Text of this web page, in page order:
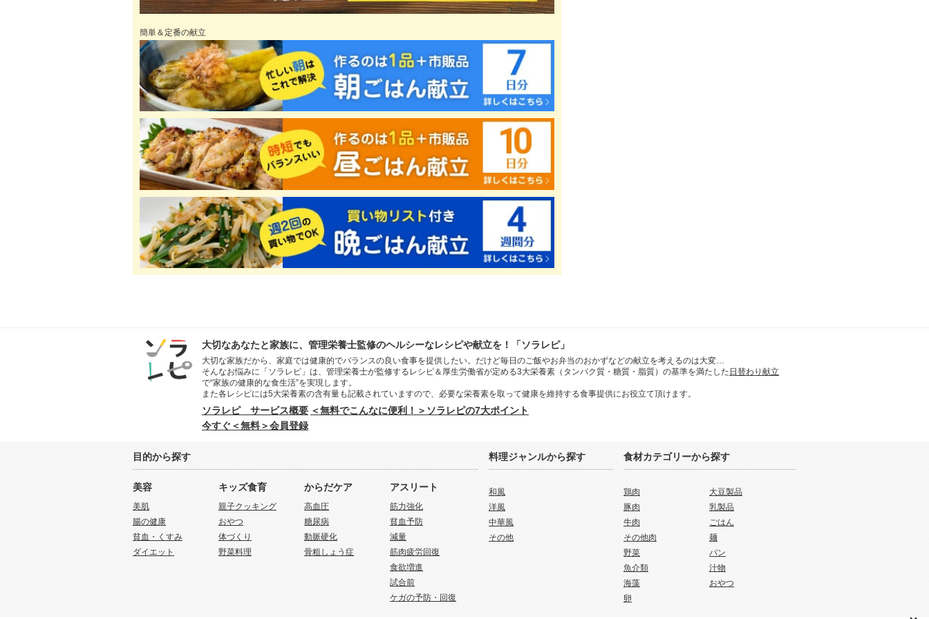
簡単＆定番の献立
大切なあなたと家族に、管理栄養士監修のヘルシーなレシピや献立を！「ソラレピ」
大切な家族だから、家庭では健康的でバランスの良い食事を提供したい。だけど毎日のご飯やお弁当のおかずなどの献立を考えるのは大変…
そんなお悩みに「ソラレピ」は、管理栄養士が監修するレシピ＆厚生労働省が定める3大栄養素（タンパク質・糖質・脂質）の基準を満たした 日替わり献立
で“家族の健康的な食生活”を実現します。
また各レシピには5大栄養素の含有量も記載されていますので、必要な栄養素を取って健康を維持する食事提供にお役立て頂けます。
ソラレピ サービス概要 ＜無料でこんなに便利！＞ソラレピの7大ポイント
今すぐ＜無料＞会員登録
目的から探す
美容
美肌
腸の健康
貧血・くすみ
ダイエット
キッズ食育
親子クッキング
おやつ
体づくり
野菜料理
からだケア
高血圧
糖尿病
動脈硬化
骨粗しょう症
アスリート
筋力強化
貧血予防
減量
筋肉疲労回復
食欲増進
試合前
ケガの予防・回復
料理ジャンルから探す
和風
洋風
中華風
その他
食材カテゴリーから探す
鶏肉
豚肉
牛肉
その他肉
野菜
魚介類
海藻
卵
大豆製品
乳製品
ごはん
麺
パン
汁物
おやつ